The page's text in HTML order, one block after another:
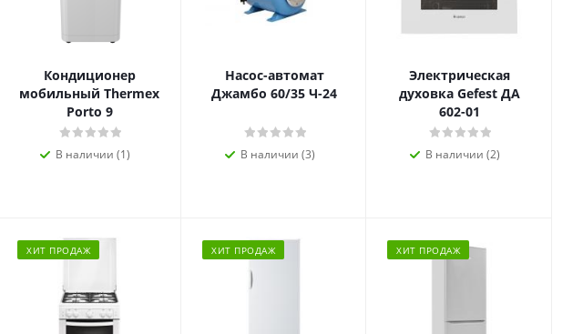
Кондиционер
мобильный Thermex
Porto 9
В наличии (1)
Насос-автомат
Джамбо 60/35 Ч-24
В наличии (3)
Электрическая
духовка Gefest ДА
602-01
В наличии (2)
ХИТ ПРОДАЖ ХИТ ПРОДАЖ ХИТ ПРОДАЖ